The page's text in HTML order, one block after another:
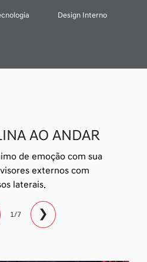
Design Interno
AO ANDAR
de emoção com sua
externos com
laterais.
1/7 ❯